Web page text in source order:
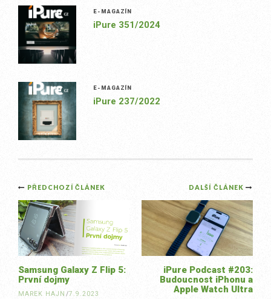
E-MAGAZÍN
iPure 351/2024
E-MAGAZÍN
iPure 237/2022
Post
navigation
DALŠÍ ČLÁNEK
iPure Podcast #203:
Budoucnost iPhonu a
Apple Watch Ultra
PŘEDCHOZÍ ČLÁNEK
Samsung Galaxy Z Flip 5:
První dojmy
MAREK HAJN /7.9.2023